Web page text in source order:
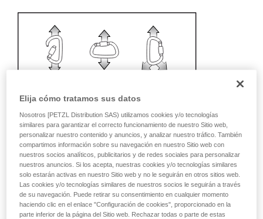
Recomendación del mosquetón y
accesorios
Elija cómo tratamos sus datos
Nosotros [PETZL Distribution SAS) utilizamos cookies y/o tecnologías
similares para garantizar el correcto funcionamiento de nuestro Sitio web,
personalizar nuestro contenido y anuncios, y analizar nuestro tráfico. También
compartimos información sobre su navegación en nuestro Sitio web con
nuestros socios analíticos, publicitarios y de redes sociales para personalizar
nuestros anuncios. Si los acepta, nuestras cookies y/o tecnologías similares
solo estarán activas en nuestro Sitio web y no le seguirán en otros sitios web.
Las cookies y/o tecnologías similares de nuestros socios le seguirán a través
de su navegación. Puede retirar su consentimiento en cualquier momento
haciendo clic en el enlace "Configuración de cookies", proporcionado en la
parte inferior de la página del Sitio web. Rechazar todas o parte de estas